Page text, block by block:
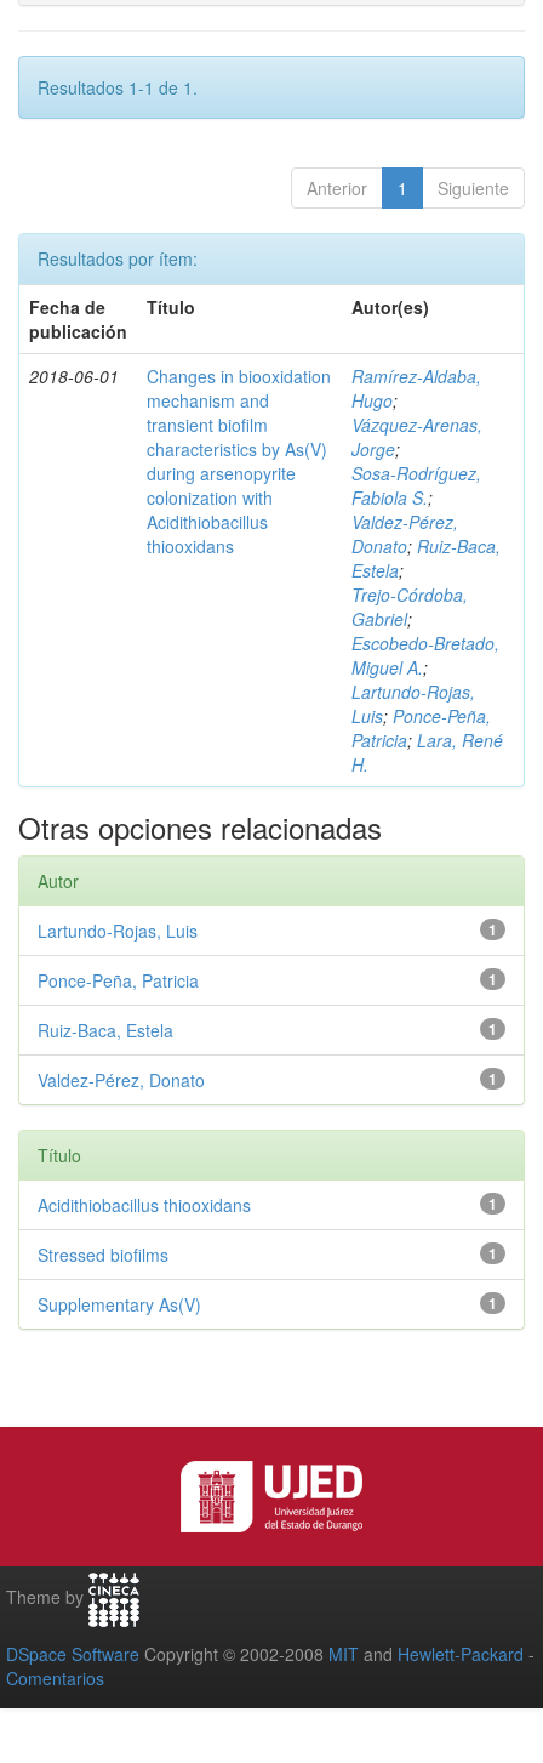
Resultados 1-1 de 1.
Anterior 1 Siguiente
Resultados por ítem:
Fecha de
publicación
Título Autor(es)
2018-06-01
Changes in biooxidation
mechanism and
transient biofilm
characteristics by As(V)
during arsenopyrite
colonization with
Acidithiobacillus
thiooxidans
Ramírez‑Aldaba,
Hugo;
Vázquez‑Arenas,
Jorge;
Sosa‑Rodríguez,
Fabiola S.;
Valdez‑Pérez,
Donato; Ruiz‑Baca,
Estela;
Trejo‑Córdoba,
Gabriel;
Escobedo‑Bretado,
Miguel A.;
Lartundo‑Rojas,
Luis; Ponce‑Peña,
Patricia; Lara, René
H.
Otras opciones relacionadas
Autor
1
Lartundo‑Rojas, Luis
1
Ponce‑Peña, Patricia
1
Ruiz‑Baca, Estela
1
Valdez‑Pérez, Donato
Título
1
Acidithiobacillus thiooxidans
1
Stressed biofilms
1
Supplementary As(V)
Theme by
DSpace Software Copyright © 2002-2008 MIT and Hewlett-Packard -
Comentarios